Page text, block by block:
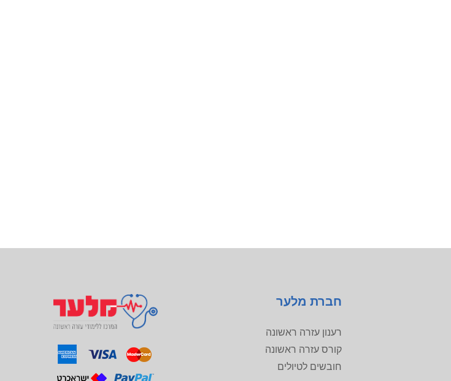
חברת מלער
רענון עזרה ראשונה
קורס עזרה ראשונה
חובשים לטיולים